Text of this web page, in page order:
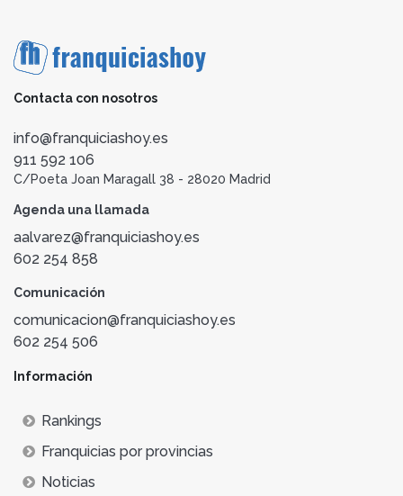
Contacta con nosotros
info@franquiciashoy.es
911 592 106
C/Poeta Joan Maragall 38 - 28020 Madrid
Agenda una llamada
aalvarez@franquiciashoy.es
602 254 858
Comunicación
comunicacion@franquiciashoy.es
602 254 506
Información
Rankings
Franquicias por provincias
Noticias